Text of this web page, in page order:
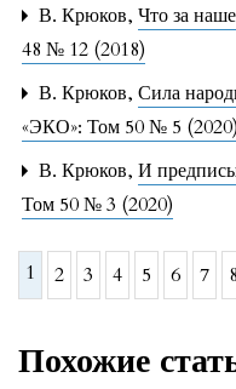
В. Крюков, Что за
48 № 12 (2018)
В. Крюков, Сила
«ЭКО»: Том 50 № 5 (2020)
В. Крюков, И
Том 50 № 3 (2020)
1 2 3 4 5 6 7 8
Похожие